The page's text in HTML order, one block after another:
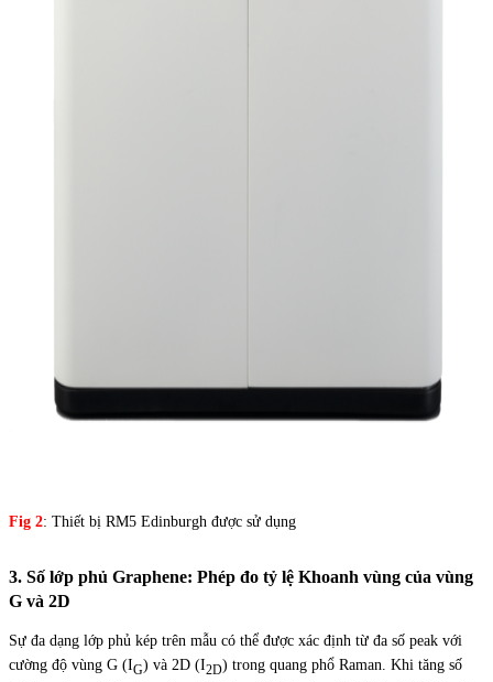
Fig 2: Thiết bị RM5 Edinburgh được sử dụng
3. Số lớp phủ Graphene: Phép đo tỷ lệ Khoanh vùng của vùng
G và 2D
Sự đa dạng lớp phủ kép trên mẫu có thể được xác định từ đa số peak với
cường độ vùng G (IG) và 2D (I2D) trong quang phổ Raman. Khi tăng số